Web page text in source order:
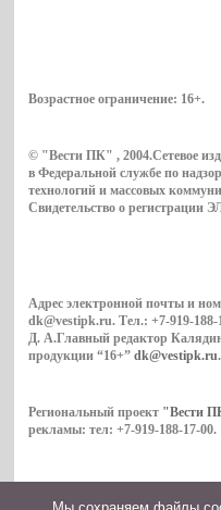
Возрастное ограничение: 16+.
© "Вести ПК" , 2004.Сетевое
в Федеральной службе по
технологий и массовых
Свидетельство о регистрации
Адрес электронной почты и
dk@vestipk.ru. Тел.: +7-919-
Д. А.Главный редактор
продукции “16+”dk@vestipk.ru.
Региональный проект "Вести
рекламы: тел: +7-919-188-17-00.